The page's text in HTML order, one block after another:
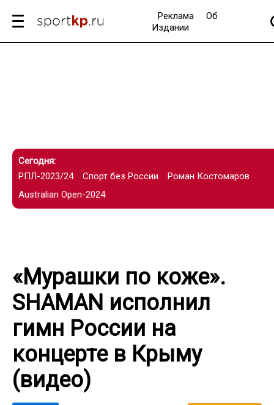
Реклама
Об
Издании
Сегодня:
РПЛ-2023/24
Спорт без России
Роман Костомаров
Australian Open-2024
«Мурашки по коже».
SHAMAN исполнил
гимн России на
концерте в Крыму
(видео)